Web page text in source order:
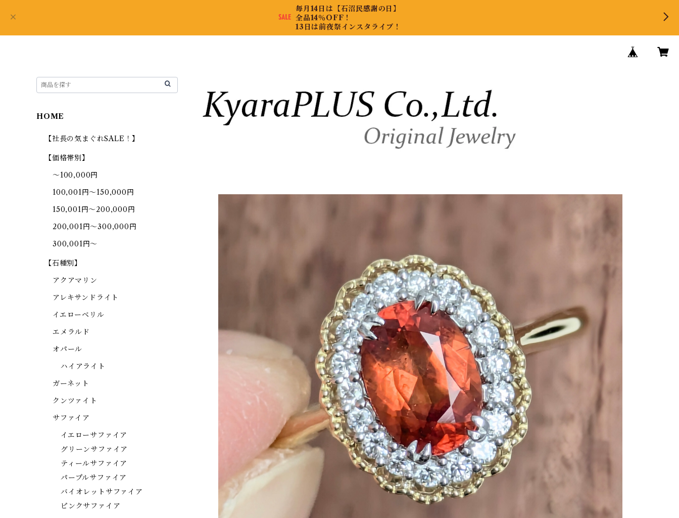
毎月14日は【石沼民感謝の日】
全品14％OFF！
13日は前夜祭インスタライブ！
HOME
【社長の気まぐれSALE！】
【価格帯別】
～100,000円
100,001円～150,000円
150,001円～200,000円
200,001円～300,000円
300,001円～
【石種別】
アクアマリン
アレキサンドライト
イエローベリル
エメラルド
オパール
ハイアライト
ガーネット
クンツァイト
サファイア
イエローサファイア
グリーンサファイア
ティールサファイア
パープルサファイア
バイオレットサファイア
ピンクサファイア